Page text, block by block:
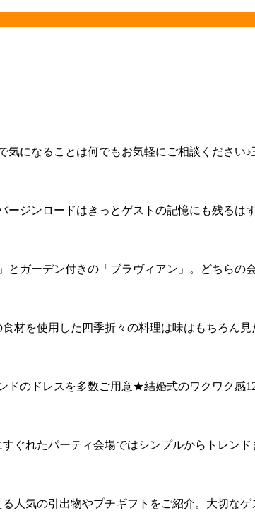
気になることは何でもお気軽にご相談くださ
ージンロードはきっとゲストの記憶にも残る
とガーデン付きの「ブラヴィアン」。どちら
材を使用した四季折々の料理は味はもちろん
ドのドレスを多数ご用意★結婚式のワクワク
ぐれたパーティ会場ではシンプルからトレン
人気の引出物やプチギフトをご紹介。大切な